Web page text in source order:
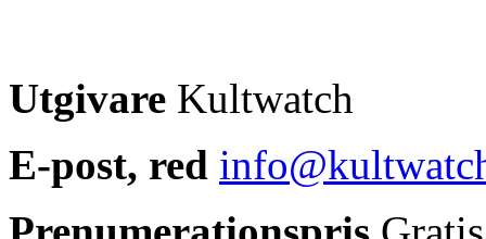
Utgivare Kultwatch
E-post, red